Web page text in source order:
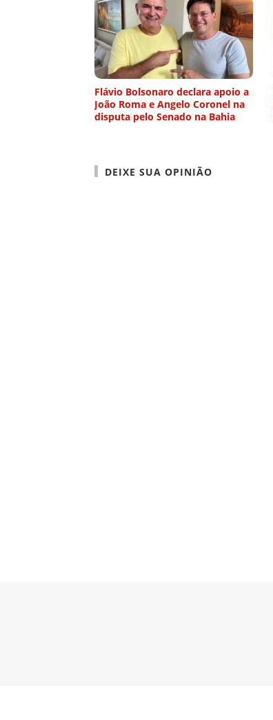
Flávio Bolsonaro declara apoio a
João Roma e Angelo Coronel na
disputa pelo Senado na Bahia
DEIXE SUA OPINIÃO